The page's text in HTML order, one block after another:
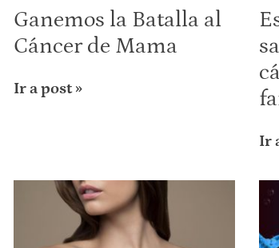
Ganemos la Batalla al
Cáncer de Mama
Ir a post »
Ir